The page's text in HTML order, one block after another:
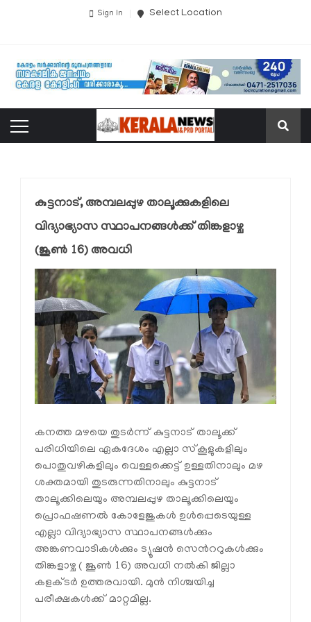
Sign In Select Location
കുട്ടനാട്, അമ്പലപ്പുഴ താലൂക്കുകളിലെ
വിദ്യാഭ്യാസ സ്ഥാപനങ്ങൾക്ക് തിങ്കളാഴ്ച
(ജൂൺ 16) അവധി
കനത്ത മഴയെ തുടർന്ന് കുട്ടനാട് താലൂക്ക്
പരിധിയിലെ ഏകദേശം എല്ലാ സ്കൂളുകളിലും
പൊതുവഴികളിലും വെള്ളക്കെട്ട് ഉള്ളതിനാലും മഴ
ശക്തമായി തുടരുന്നതിനാലും കുട്ടനാട്
താലൂക്കിലെയും അമ്പലപ്പുഴ താലൂക്കിലെയും
പ്രൊഫഷണൽ കോളേജുകൾ ഉൾപ്പെടെയുള്ള
എല്ലാ വിദ്യാഭ്യാസ സ്ഥാപനങ്ങൾക്കും
അങ്കണവാടികൾക്കും ട്യൂഷൻ സെൻററുകൾക്കും
തിങ്കളാഴ്ച ( ജൂൺ 16) അവധി നൽകി ജില്ലാ
കളക്ടർ ഉത്തരവായി. മുൻ നിശ്ചയിച്ച
പരീക്ഷകൾക്ക് മാറ്റമില്ല.